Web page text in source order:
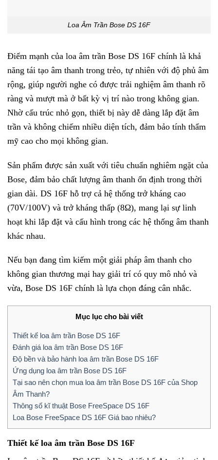
Loa Âm Trần Bose DS 16F
Điểm mạnh của loa âm trần Bose DS 16F chính là khả
năng tái tạo âm thanh trong trẻo, tự nhiên với độ phủ âm
rộng, giúp người nghe có được trải nghiệm âm thanh rõ
ràng và mượt mà ở bất kỳ vị trí nào trong không gian.
Nhờ cấu trúc nhỏ gọn, thiết bị này dễ dàng lắp đặt âm
trần và không chiếm nhiều diện tích, đảm bảo tính thẩm
mỹ cao cho mọi không gian.
Sản phẩm được sản xuất với tiêu chuẩn nghiêm ngặt của
Bose, đảm bảo chất lượng âm thanh ổn định trong thời
gian dài. DS 16F hỗ trợ cả hệ thống trở kháng cao
(70V/100V) và trở kháng thấp (8Ω), mang lại sự linh
hoạt khi lắp đặt và cấu hình trong các hệ thống âm thanh
khác nhau.
Nếu bạn đang tìm kiếm một giải pháp âm thanh cho
không gian thương mại hay giải trí có quy mô nhỏ và
vừa, Bose DS 16F chính là lựa chọn đáng cân nhắc.
Mục lục cho bài viết
Thiết kế loa âm trần Bose DS 16F
Đánh giá loa âm trần Bose DS 16F
Độ bền và bảo hành loa âm trần Bose DS 16F
Ứng dụng loa âm trần Bose DS 16F
Tại sao nên chọn mua loa âm trần Bose DS 16F của Shop
Âm Thanh?
Thông số kĩ thuật Bose FreeSpace DS 16F
Loa Bose FreeSpace DS 16F Giá bao nhiêu?
Thiết kế loa âm trần Bose DS 16F